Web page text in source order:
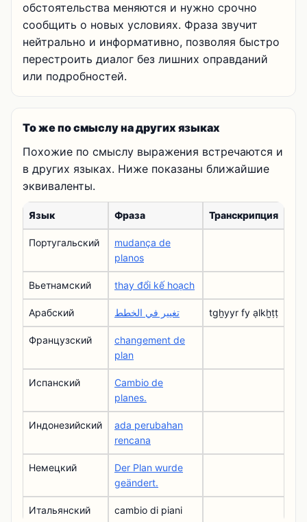
обстоятельства меняются и нужно срочно
сообщить о новых условиях. Фраза звучит
нейтрально и информативно, позволяя быстро
перестроить диалог без лишних оправданий
или подробностей.
То же по смыслу на других языках
Похожие по смыслу выражения встречаются и
в других языках. Ниже показаны ближайшие
эквиваленты.
Язык Фраза Транскрипция
Португальский
mudança de
planos
Вьетнамский thay đổi kế hoạch
Арабский تغيير في الخطط tgẖyyr fy ạlkẖṭṭ
Французский
changement de
plan
Испанский
Cambio de
planes.
Индонезийский
ada perubahan
rencana
Немецкий
Der Plan wurde
geändert.
Итальянский cambio di piani